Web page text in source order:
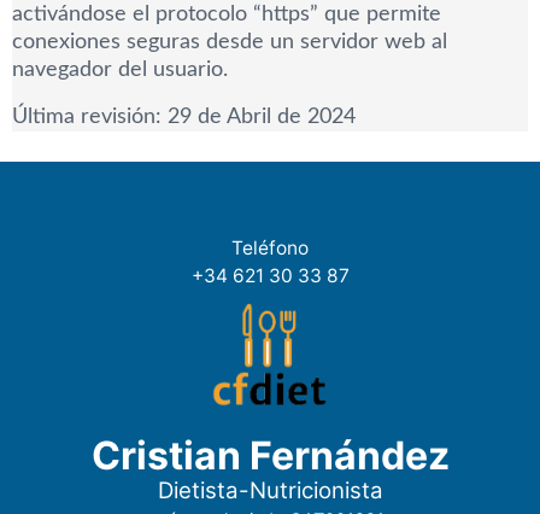
activándose el protocolo “https” que permite
conexiones seguras desde un servidor web al
navegador del usuario.
Última revisión: 29 de Abril de 2024
Teléfono
+34 621 30 33 87
Cristian Fernández
Dietista-Nutricionista